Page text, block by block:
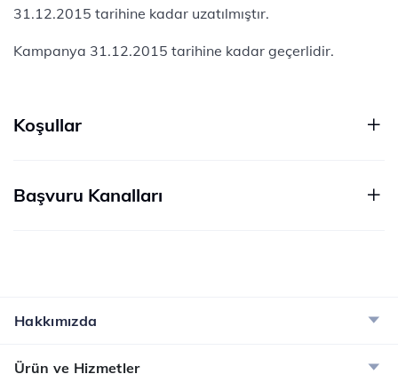
31.12.2015 tarihine kadar uzatılmıştır.
Kampanya 31.12.2015 tarihine kadar geçerlidir.
Koşullar
Başvuru Kanalları
Hakkımızda
Ürün ve Hizmetler